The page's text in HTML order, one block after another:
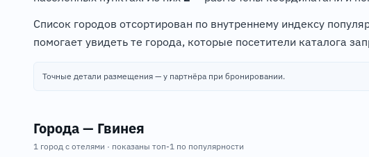
Список городов отсортирован по внутреннему индексу
помогает увидеть те города, которые посетители каталога
Точные детали размещения — у партнёра при бронировании.
Города — Гвинея
1 город с отелями · показаны топ-1 по популярности